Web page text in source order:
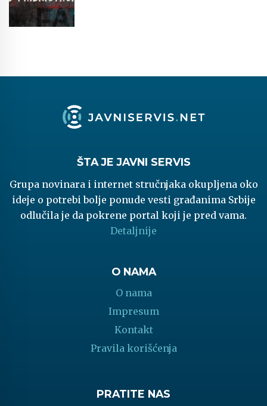
ŠTA JE JAVNI SERVIS
Grupa novinara i internet stručnjaka okupljena oko
ideje o potrebi bolje ponude vesti građanima Srbije
odlučila je da pokrene portal koji je pred vama.
Detaljnije
O NAMA
O nama
Impresum
Kontakt
Pravila korišćenja
PRATITE NAS